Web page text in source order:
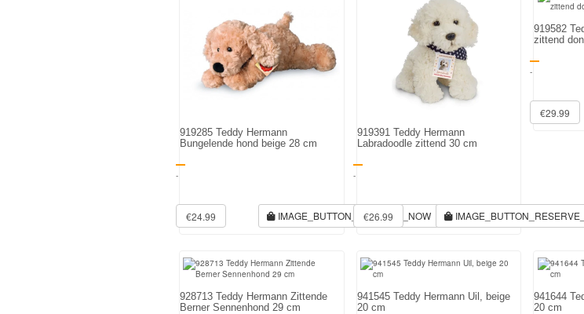
919285 Teddy Hermann
Bungelende hond beige 28 cm
-
€24.99 IMAGE_BUTTON_RESERVE_NOW
919391 Teddy Hermann
Labradoodle zittend 30 cm
-
€26.99
919582
zittend
-
€29.99
928713 Teddy Hermann Zittende
Berner Sennenhond 29 cm
941545 Teddy Hermann Uil, beige
20 cm
941644
20 cm